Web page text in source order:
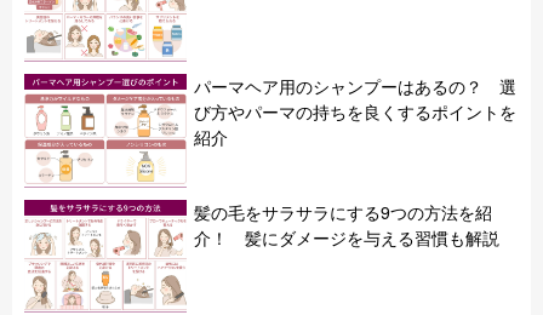
パーマヘア用のシャンプーはあるの？ 選
び方やパーマの持ちを良くするポイントを
紹介
髪の毛をサラサラにする9つの方法を紹
介！ 髪にダメージを与える習慣も解説